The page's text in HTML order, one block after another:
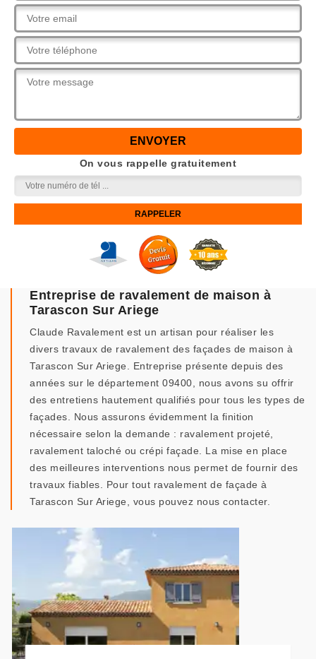
On vous rappelle gratuitement
Entreprise de ravalement de maison à
Tarascon Sur Ariege
Claude Ravalement est un artisan pour réaliser les
divers travaux de ravalement des façades de maison à
Tarascon Sur Ariege. Entreprise présente depuis des
années sur le département 09400, nous avons su offrir
des entretiens hautement qualifiés pour tous les types de
façades. Nous assurons évidemment la finition
nécessaire selon la demande : ravalement projeté,
ravalement taloché ou crépi façade. La mise en place
des meilleures interventions nous permet de fournir des
travaux fiables. Pour tout ravalement de façade à
Tarascon Sur Ariege, vous pouvez nous contacter.